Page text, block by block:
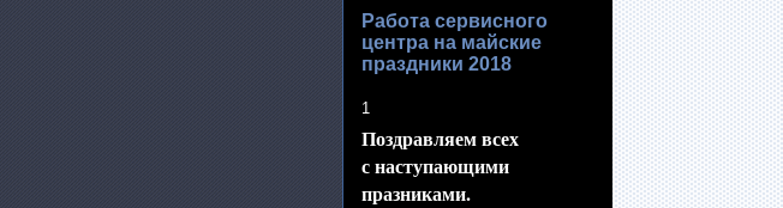
Работа сервисного
центра на майские
праздники 2018
1
Поздравляем всех
с наступающими
празниками.